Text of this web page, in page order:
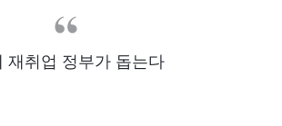
재취업 정부가 돕는다